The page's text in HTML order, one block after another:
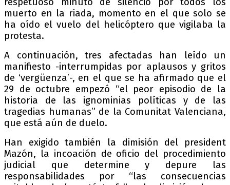
muerto en la riada, momento en el que solo se
ha oído el vuelo del helicóptero que vigilaba la
protesta.
A continuación, tres afectadas han leído un
manifiesto -interrumpidas por aplausos y gritos
de ‘vergüenza’-, en el que se ha afirmado que el
29 de octubre empezó “el peor episodio de la
historia de las ignominias políticas y de las
tragedias humanas” de la Comunitat Valenciana,
que está aún de duelo.
Han exigido también la dimisión del president
Mazón, la incoación de oficio del procedimiento
judicial que determine y depure las
responsabilidades por “las consecuencias